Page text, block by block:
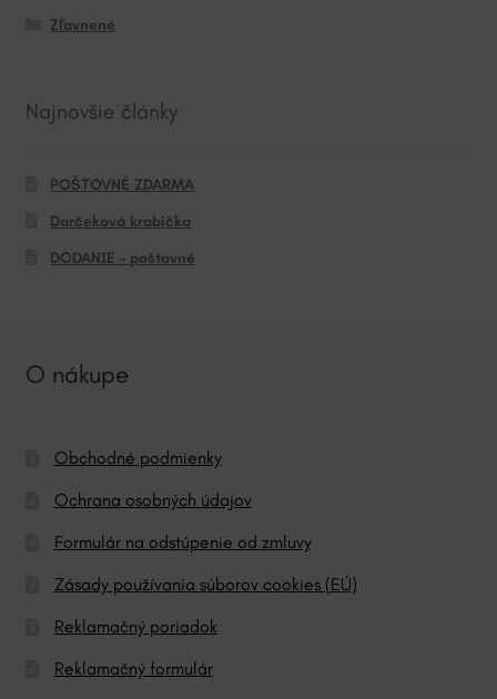
Zľavnené
Najnovšie články
POŠTOVNÉ ZDARMA
Darčeková krabička
DODANIE – poštovné
O nákupe
Obchodné podmienky
Ochrana osobných údajov
Formulár na odstúpenie od zmluvy
Zásady používania súborov cookies (EÚ)
Reklamačný poriadok
Reklamačný formulár